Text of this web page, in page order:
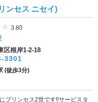
ンセス ニセイ)
5つ星のうち3.5
3.80
区根岸1-2-18
3301
(徒歩3分)
プリンセス2世です‼サービスタ